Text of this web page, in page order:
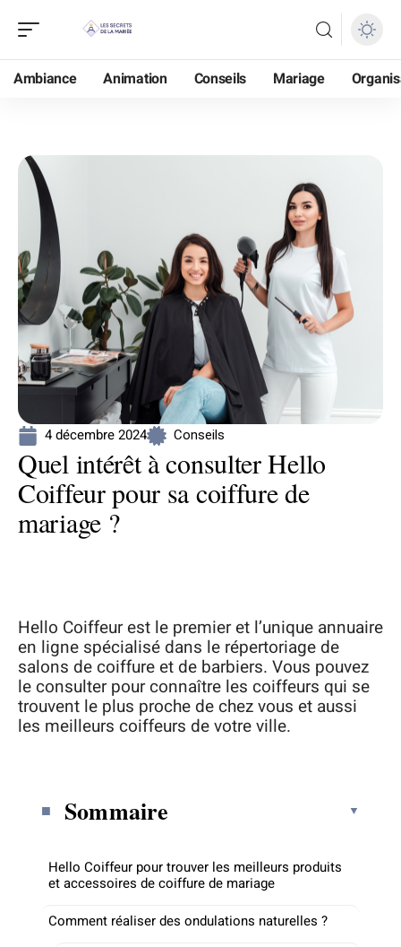
Ambiance Animation Conseils Mariage
4 décembre 2024 Conseils
Quel intérêt à consulter Hello
Coiffeur pour sa coiffure de
mariage ?
Hello Coiffeur est le premier et l’unique annuaire
en ligne spécialisé dans le répertoriage de
salons de coiffure et de barbiers. Vous pouvez
le consulter pour connaître les coiffeurs qui se
trouvent le plus proche de chez vous et aussi
les meilleurs coiffeurs de votre ville.
Sommaire
Hello Coiffeur pour trouver les meilleurs produits
et accessoires de coiffure de mariage
Comment réaliser des ondulations naturelles ?